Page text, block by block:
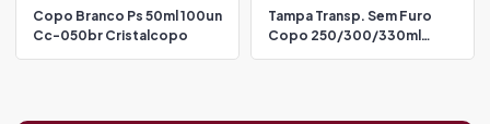
Copo Branco Ps 50ml 100un
Cc-050br Cristalcopo
Tampa Transp. Sem Furo
Copo 250/300/330ml